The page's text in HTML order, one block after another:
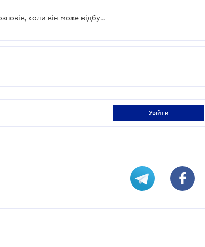
Земельний референдум: Разумков розповів, коли він може відбутись
увійти